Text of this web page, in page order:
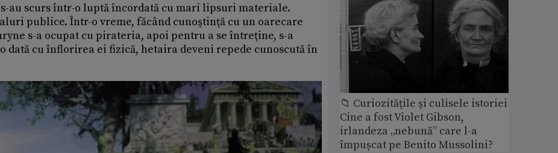
au scurs într-o luptă încordată cu mari lipsuri materiale.
publice. Într-o vreme, făcând cunoştinţă cu un oarecare
s-a ocupat cu pirateria, apoi pentru a se întreţine, s-a
dată cu înflorirea ei fizică, hetaira deveni repede cunoscută în
📁 Curiozităţile şi culisele istoriei
Cine a fost Violet Gibson,
irlandeza „nebună” care l-a
împușcat pe Benito Mussolini?